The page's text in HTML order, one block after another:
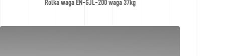
Rolka waga EN-GJL-200 waga 37kg